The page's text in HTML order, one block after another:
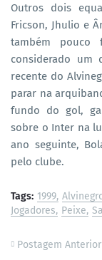
Outros dois
Fricson, Jhulio e
também pouco
considerado um
recente do
parar na
fundo do gol,
sobre o Inter na
ano seguinte,
pelo clube.
Tags: 1999
Jogadores Peixe
Postagem Anterior